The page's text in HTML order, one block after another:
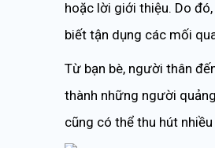
hoặc lời giới thiệu. Do
biết tận dụng các mối
Từ bạn bè, người thân
thành những người
cũng có thể thu hút